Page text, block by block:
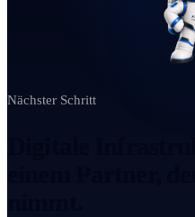
Nächster Schritt